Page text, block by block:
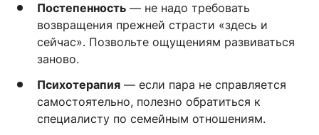
Постепенность — не надо требовать
возвращения прежней страсти «здесь и
сейчас». Позвольте ощущениям развиваться
заново.
Психотерапия — если пара не справляется
самостоятельно, полезно обратиться к
специалисту по семейным отношениям.